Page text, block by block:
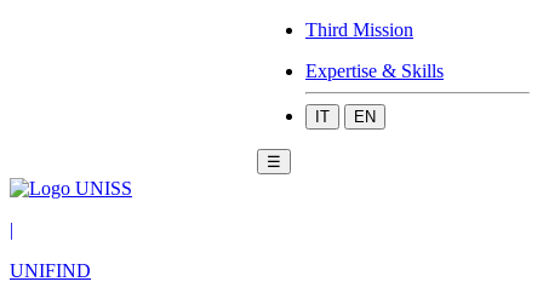
Third Mission
Expertise & Skills
IT EN
☰
|
UNIFIND